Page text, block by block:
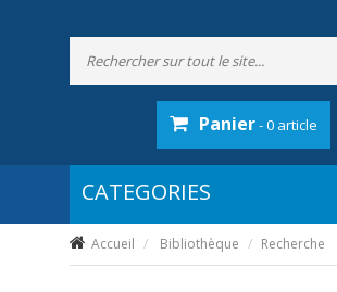
Panier- 0 article
Accueil Bibliothèque Recherche